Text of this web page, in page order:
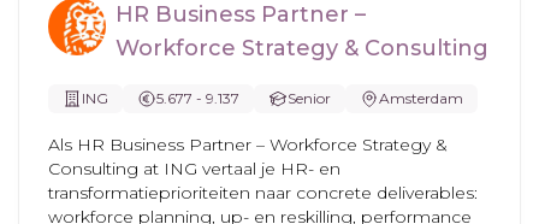
HR Business Partner –
Workforce Strategy & Consulting
ING 5.677 - 9.137 Senior Amsterdam
Als HR Business Partner – Workforce Strategy &
Consulting at ING vertaal je HR- en
transformatieprioriteiten naar concrete deliverables:
workforce planning, up- en reskilling, performance